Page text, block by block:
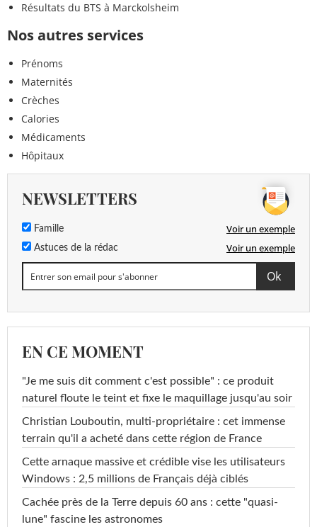
Résultats du BTS à Marckolsheim
Nos autres services
Prénoms
Maternités
Crèches
Calories
Médicaments
Hôpitaux
NEWSLETTERS
Famille Voir un exemple
Astuces de la rédac Voir un exemple
EN CE MOMENT
"Je me suis dit comment c'est possible" : ce produit
naturel floute le teint et fixe le maquillage jusqu'au soir
Christian Louboutin, multi-propriétaire : cet immense
terrain qu'il a acheté dans cette région de France
Cette arnaque massive et crédible vise les utilisateurs
Windows : 2,5 millions de Français déjà ciblés
Cachée près de la Terre depuis 60 ans : cette "quasi-
lune" fascine les astronomes